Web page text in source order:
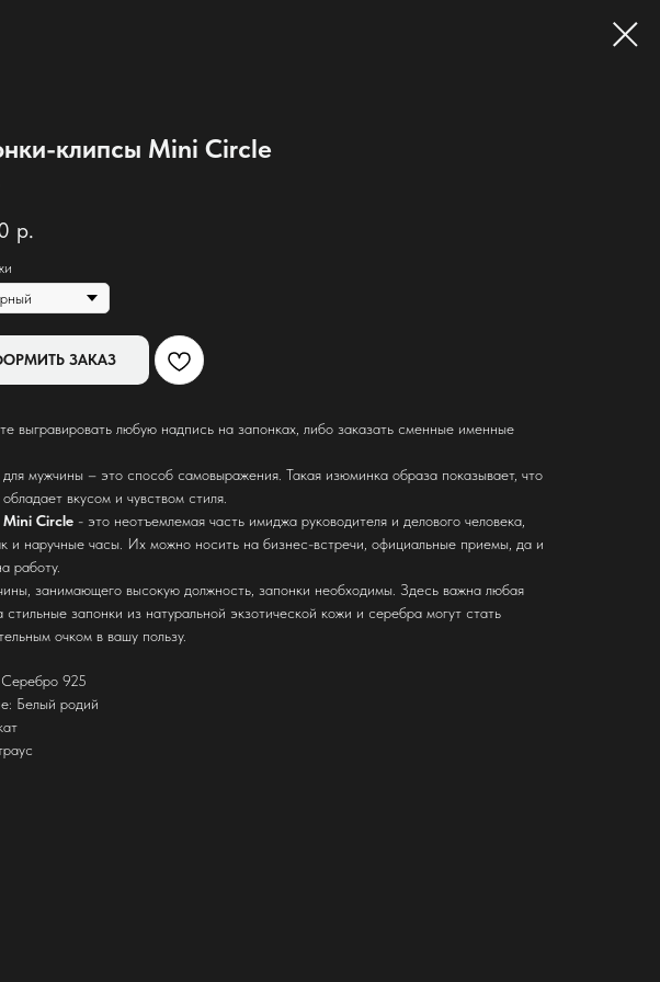
клипсы Mini Circle
р.
ЗАКАЗ
выгравировать любую надпись на запонках, либо заказать сменные именные
мужчины – это способ самовыражения. Такая изюминка образа показывает, что
вкусом и чувством стиля.
Mini Circle - это неотъемлемая часть имиджа руководителя и делового человека,
и наручные часы. Их можно носить на бизнес-встречи, официальные приемы, да и
работу.
занимающего высокую должность, запонки необходимы. Здесь важна любая
стильные запонки из натуральной экзотической кожи и серебра могут стать
очком в вашу пользу.
925
Белый родий